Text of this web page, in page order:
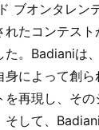
ブオンタレン
たコンテス
た。Badianiは
身によって創
再現し、そ
そして、